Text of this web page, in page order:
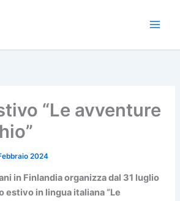
“Le avventure
2024
in Finlandia organizza dal 31 luglio
estivo in lingua italiana “Le